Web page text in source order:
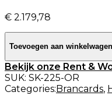
€ 2.179,78
Toevoegen aan winkelwagen
Bekijk onze Rent &
SUK: SK-225-OR
Categories:Brancards,